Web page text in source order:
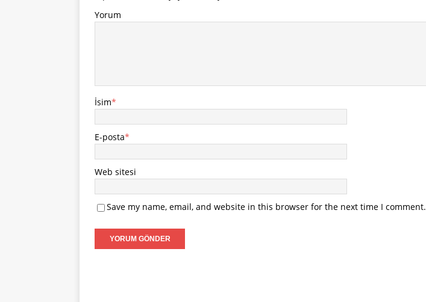
Yorum
İsim*
E-posta*
Web sitesi
Save my name, email, and website in this browser for the next time I comment.